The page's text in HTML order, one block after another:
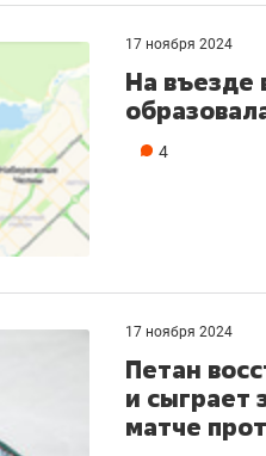
17 ноября 2024
На
4
17 ноября 2024
Петан
и сыграет
матче